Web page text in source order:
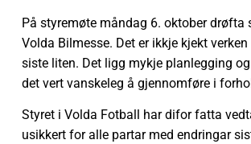
På styremøte måndag 6. oktober
Volda Bilmesse. Det er ikkje kjekt
siste liten. Det ligg mykje planlegging
det vert vanskeleg å gjennomføre i
Styret i Volda Fotball har difor fatta
usikkert for alle partar med endringar